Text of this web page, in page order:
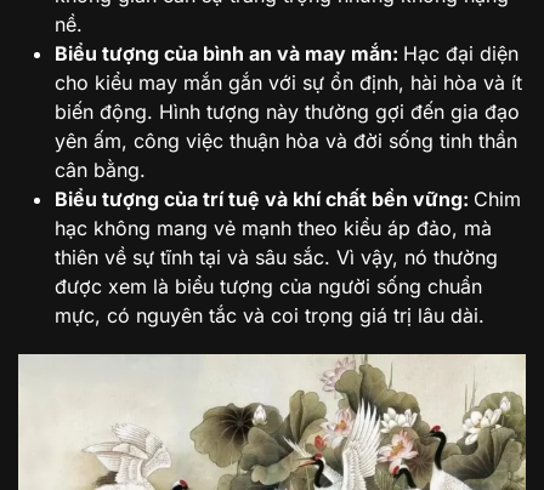
nề.
Biểu tượng của bình an và may mắn: Hạc đại diện
cho kiểu may mắn gắn với sự ổn định, hài hòa và ít
biến động. Hình tượng này thường gợi đến gia đạo
yên ấm, công việc thuận hòa và đời sống tinh thần
cân bằng.
Biểu tượng của trí tuệ và khí chất bền vững: Chim
hạc không mang vẻ mạnh theo kiểu áp đảo, mà
thiên về sự tĩnh tại và sâu sắc. Vì vậy, nó thường
được xem là biểu tượng của người sống chuẩn
mực, có nguyên tắc và coi trọng giá trị lâu dài.